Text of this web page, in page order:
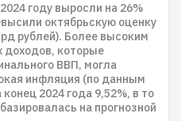
году выросли на 26%
октябрьскую оценку
рублей). Более высоким
доходов, которые
ВВП, могла
инфляция (по данным
2024 года 9,52%, в то
на прогнозной